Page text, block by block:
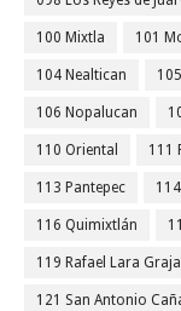
100 Mixtla 101
104 Nealtican
106 Nopalucan
110 Oriental 111
113 Pantepec
116 Quimixtlán
119 Rafael Lara
121 San Antonio